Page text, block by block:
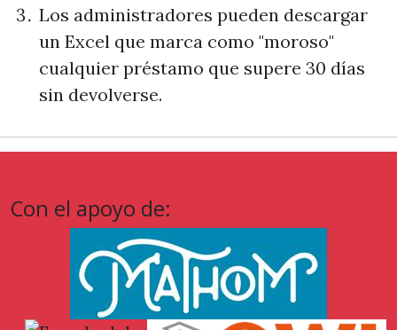
Los administradores pueden descargar
un Excel que marca como "moroso"
cualquier préstamo que supere 30 días
sin devolverse.
Con el apoyo de: